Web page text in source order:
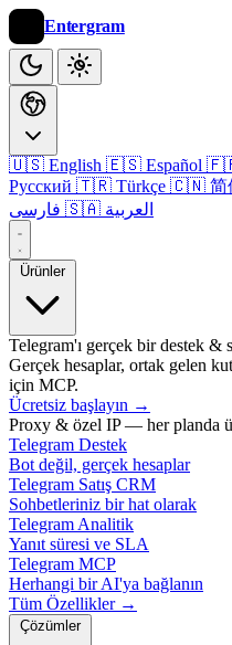
Entergram
🇺🇸 English 🇪🇸 Español 🇫🇷
Русский 🇹🇷 Türkçe 🇨🇳 简
🇸🇦 العربية
Ürünler
Telegram'ı gerçek bir destek &
Gerçek hesaplar, ortak gelen
için MCP.
Ücretsiz başlayın →
Proxy & özel IP — her planda
Telegram Destek
Bot değil, gerçek hesaplar
Telegram Satış CRM
Sohbetleriniz bir hat olarak
Telegram Analitik
Yanıt süresi ve SLA
Telegram MCP
Herhangi bir AI'ya bağlanın
Tüm Özellikler →
Çözümler